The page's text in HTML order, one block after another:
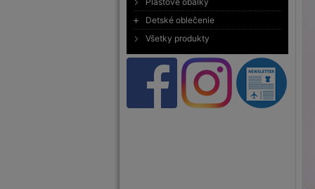
Detské oblečenie
Všetky produkty